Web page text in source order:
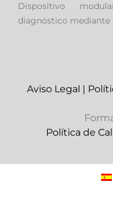
Dispositivo
diagnóstico mediante
Aviso Legal |
Política de